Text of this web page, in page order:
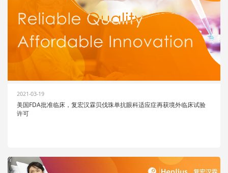
2021-03-19
美国FDA批准临床，复宏汉霖贝伐珠单抗眼科适应症再获境外临床试验
许可